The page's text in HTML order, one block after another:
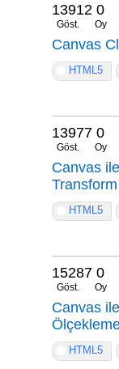
13912
Göst.
0
Oy
Canvas
HTML5
13977
Göst.
0
Oy
Canvas
HTML5
15287
Göst.
0
Oy
Canvas
HTML5